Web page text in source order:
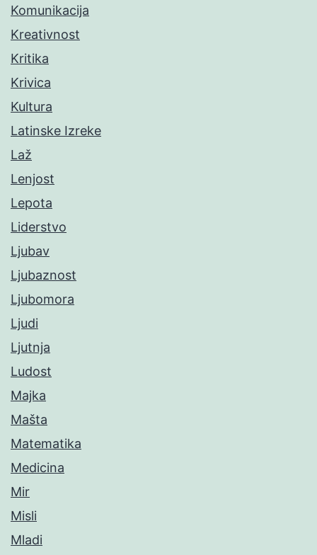
Komunikacija
Kreativnost
Kritika
Krivica
Kultura
Latinske Izreke
Laž
Lenjost
Lepota
Liderstvo
Ljubav
Ljubaznost
Ljubomora
Ljudi
Ljutnja
Ludost
Majka
Mašta
Matematika
Medicina
Mir
Misli
Mladi